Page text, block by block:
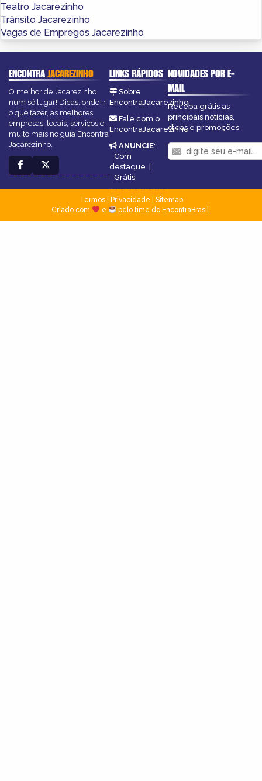
Teatro Jacarezinho
Trânsito Jacarezinho
Vagas de Empregos Jacarezinho
ENCONTRAJACAREZINHO
O melhor de Jacarezinho
num só lugar! Dicas, onde ir,
o que fazer, as melhores
empresas, locais, serviços e
muito mais no guia Encontra
Jacarezinho.
LINKS RÁPIDOS
Sobre
EncontraJacarezinho
Fale com o
EncontraJacarezinho
ANUNCIE:
Com
destaque
Grátis
NOVIDADES POR E-
MAIL
Receba grátis as
principais notícias,
dicas e promoções
Termos| Privacidade
Sitemap
Criado com
e pelo time do EncontraBrasil